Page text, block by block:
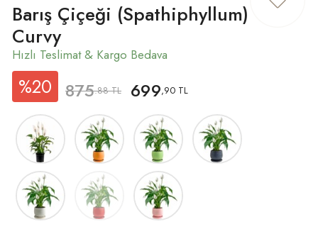
Barış Çiçeği (Spathiphyllum)
Curvy
%20 875.88 TL 699,90 TL